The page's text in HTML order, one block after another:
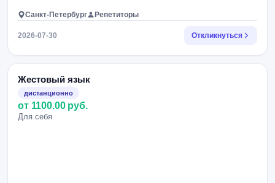
Санкт-Петербург Репетиторы
2026-07-30 Откликнуться
Жестовый язык
дистанционно
от 1100.00 руб.
Для себя